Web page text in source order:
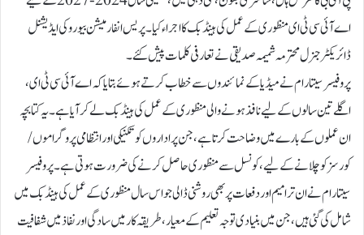
اے آئی سی ٹی ای منظوری کے عمل کی ہینڈ بک کا اجراء کیا۔ پریس انفارمیشن بیورو کی ایڈیشنل
ڈائریکٹر جنرل محترمہ شمیمہ صدیقی نے تعارفی کلمات پیش کئے۔
پروفیسر سیتارام نے میڈیا کے نمائندوں سے خطاب کرتے ہوئے بتایا کہ اے آئی سی ٹی ای،
اگلے تین سالوں کے لیے نافذ ہونے والی منظوری کے عمل کی ہینڈ بک لے کر آیا ہے۔ یہ کتابچہ
ان عملوں کے بارے میں وضاحت کرتا ہے، جن پر اداروں کو تکنیکی اور انتظامی پروگراموں/
کورسز کو چلانے کے لیے، کونسل سے منظوری حاصل کرنے کی ضرورت ہوتی ہے۔ پروفیسر
سیتارام نے ان ترامیم اور دفعات پر بھی روشنی ڈالی جو اس سال منظوری کے عمل کی ہینڈ بک میں
شامل کی گئی ہیں، جن میں بنیادی توجہ تعلیم کے معیار، طریقہ کار میں سادگی اور نفاذ میں شفافیت